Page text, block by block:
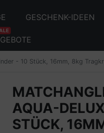
GESCHENK-IDEEN
- 10 Stück, 16mm, 8kg
AQUA-
STÜCK,